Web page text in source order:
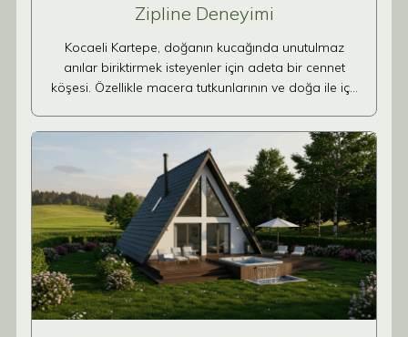
Zipline Deneyimi
Kocaeli Kartepe, doğanın kucağında unutulmaz
anılar biriktirmek isteyenler için adeta bir cennet
köşesi. Özellikle macera tutkunlarının ve doğa ile iç…